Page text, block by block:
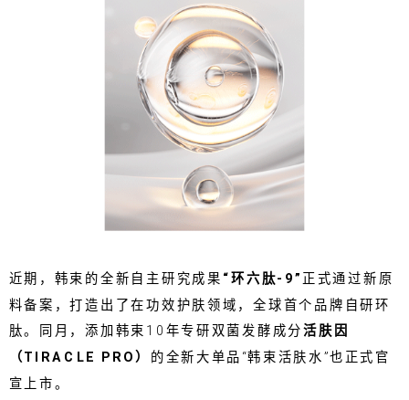
近期，韩束的全新自主研究成果 “环六肽-9” 正式通过新原
料备案，打造出了在功效护肤领域，全球首个品牌自研环
肽。同月，添加韩束10年专研双菌发酵成分活肤因
（TIRACLE PRO） 的全新大单品“韩束活肤水”也正式官
宣上市。